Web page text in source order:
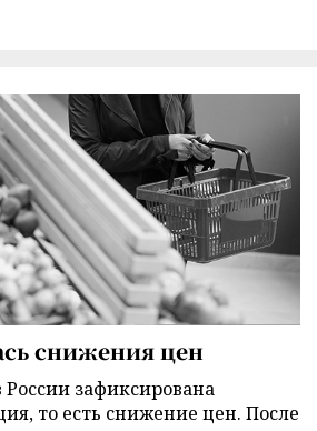
снижения цен
зафиксирована
то есть снижение цен. После